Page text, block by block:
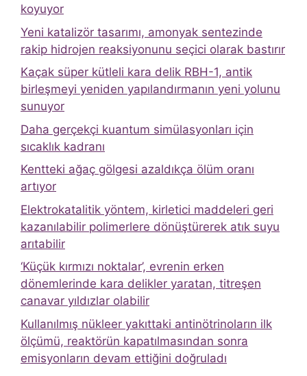
koyuyor
Yeni katalizör tasarımı, amonyak sentezinde
rakip hidrojen reaksiyonunu seçici olarak bastırır
Kaçak süper kütleli kara delik RBH-1, antik
birleşmeyi yeniden yapılandırmanın yeni yolunu
sunuyor
Daha gerçekçi kuantum simülasyonları için
sıcaklık kadranı
Kentteki ağaç gölgesi azaldıkça ölüm oranı
artıyor
Elektrokatalitik yöntem, kirletici maddeleri geri
kazanılabilir polimerlere dönüştürerek atık suyu
arıtabilir
‘Küçük kırmızı noktalar’, evrenin erken
dönemlerinde kara delikler yaratan, titreşen
canavar yıldızlar olabilir
Kullanılmış nükleer yakıttaki antinötrinoların ilk
ölçümü, reaktörün kapatılmasından sonra
emisyonların devam ettiğini doğruladı